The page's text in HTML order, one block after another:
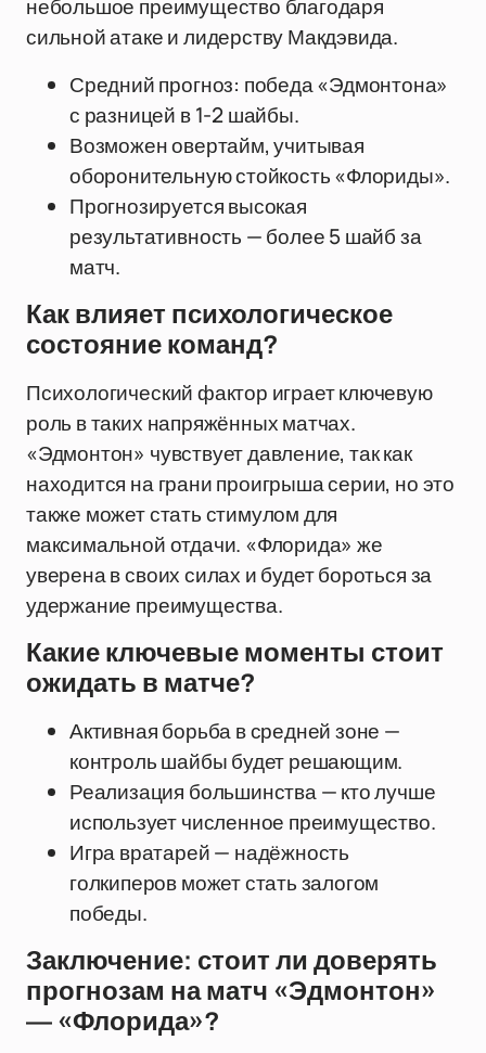
небольшое преимущество благодаря
сильной атаке и лидерству Макдэвида.
Средний прогноз: победа «Эдмонтона»
с разницей в 1-2 шайбы.
Возможен овертайм, учитывая
оборонительную стойкость «Флориды».
Прогнозируется высокая
результативность — более 5 шайб за
матч.
Как влияет психологическое
состояние команд?
Психологический фактор играет ключевую
роль в таких напряжённых матчах.
«Эдмонтон» чувствует давление, так как
находится на грани проигрыша серии, но это
также может стать стимулом для
максимальной отдачи. «Флорида» же
уверена в своих силах и будет бороться за
удержание преимущества.
Какие ключевые моменты стоит
ожидать в матче?
Активная борьба в средней зоне —
контроль шайбы будет решающим.
Реализация большинства — кто лучше
использует численное преимущество.
Игра вратарей — надёжность
голкиперов может стать залогом
победы.
Заключение: стоит ли доверять
прогнозам на матч «Эдмонтон»
— «Флорида»?